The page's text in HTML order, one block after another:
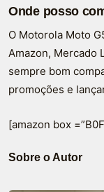
Onde posso
O Motorola Moto
Amazon, Mercado
sempre bom
promoções e
[amazon box
Sobre o Autor